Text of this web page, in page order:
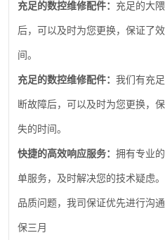
充足的数控维修配件： 充足的大
后，可以及时为您更换，保证了
间。
充足的数控维修配件： 我们有充
断故障后，可以及时为您更换，
失的时间。
快捷的高效响应服务： 拥有专业
单服务，及时解决您的技术疑虑
品质问题，我司保证优先进行沟
保三月